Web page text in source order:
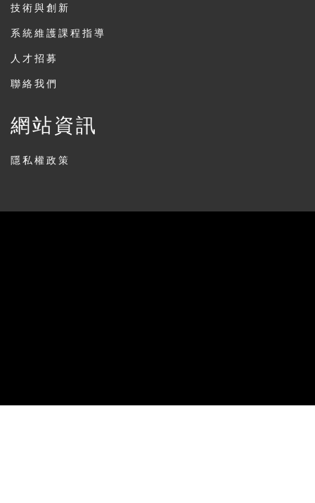
技術與創新
系統維護課程指導
人才招募
聯絡我們
網站資訊
隱私權政策